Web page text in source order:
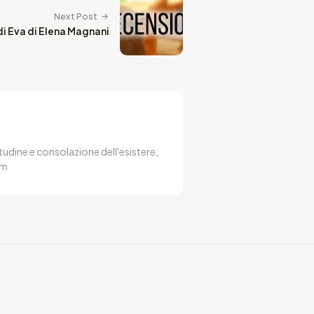
Next Post
Eva di Elena Magnani
e consolazione dell'esistere,